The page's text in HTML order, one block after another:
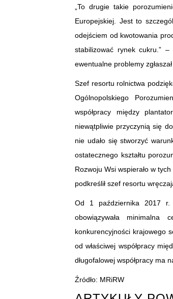
„To drugie takie
Europejskiej. Jest to
odejściem od kwotowania
stabilizować rynek cukru.”
ewentualne problemy
Szef resortu rolnictwa
Ogólnopolskiego
współpracy między
niewątpliwie przyczynią się
nie udało się stworzyć
ostatecznego kształtu
Rozwoju Wsi wspierało w
podkreślił szef resortu
Od 1 października 2017 r.
obowiązywała minimalna
konkurencyjności krajowego
od właściwej współpracy
długofalowej współpracy ma
Źródło: MRiRW